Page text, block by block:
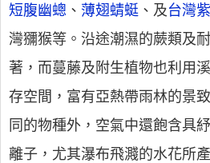
短腹幽蟌 、 薄翅蜻蜓 、及台灣
灣獼猴等。沿途潮濕的蕨類及
著，而蔓藤及附生植物也利用
存空間，富有亞熱帶雨林的景
同的物種外，空氣中還飽含具
離子，尤其瀑布飛濺的水花所